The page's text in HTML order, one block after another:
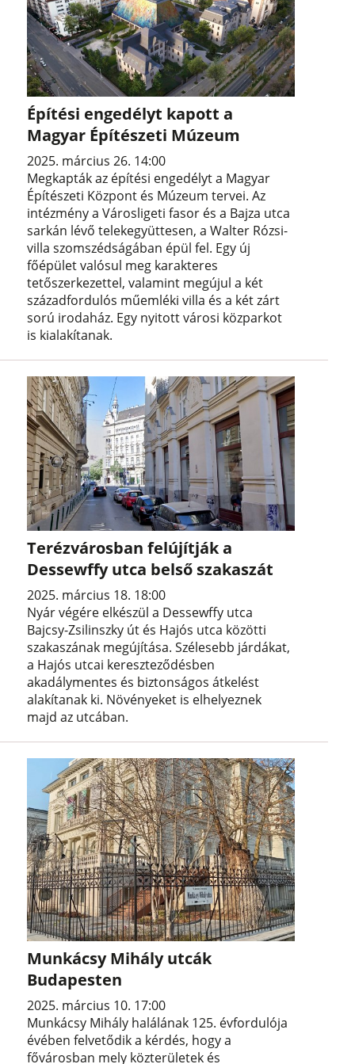
Építési engedélyt kapott a
Magyar Építészeti Múzeum
2025. március 26. 14:00
Megkapták az építési engedélyt a Magyar
Építészeti Központ és Múzeum tervei. Az
intézmény a Városligeti fasor és a Bajza utca
sarkán lévő telekegyüttesen, a Walter Rózsi-
villa szomszédságában épül fel. Egy új
főépület valósul meg karakteres
tetőszerkezettel, valamint megújul a két
századfordulós műemléki villa és a két zárt
sorú irodaház. Egy nyitott városi közparkot
is kialakítanak.
Terézvárosban felújítják a
Dessewffy utca belső szakaszát
2025. március 18. 18:00
Nyár végére elkészül a Dessewffy utca
Bajcsy-Zsilinszky út és Hajós utca közötti
szakaszának megújítása. Szélesebb járdákat,
a Hajós utcai kereszteződésben
akadálymentes és biztonságos átkelést
alakítanak ki. Növényeket is elhelyeznek
majd az utcában.
Munkácsy Mihály utcák
Budapesten
2025. március 10. 17:00
Munkácsy Mihály halálának 125. évfordulója
évében felvetődik a kérdés, hogy a
fővárosban mely közterületek és